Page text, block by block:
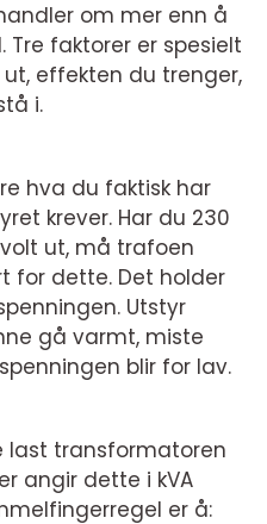
om mer enn å
Tre faktorer er spesielt
effekten du trenger,
i.
hva du faktisk har
krever. Har du 230
ut, må trafoen
for dette. Det holder
Utstyr
gå varmt, miste
blir for lav.
last transformatoren
angir dette i kVA
er å: